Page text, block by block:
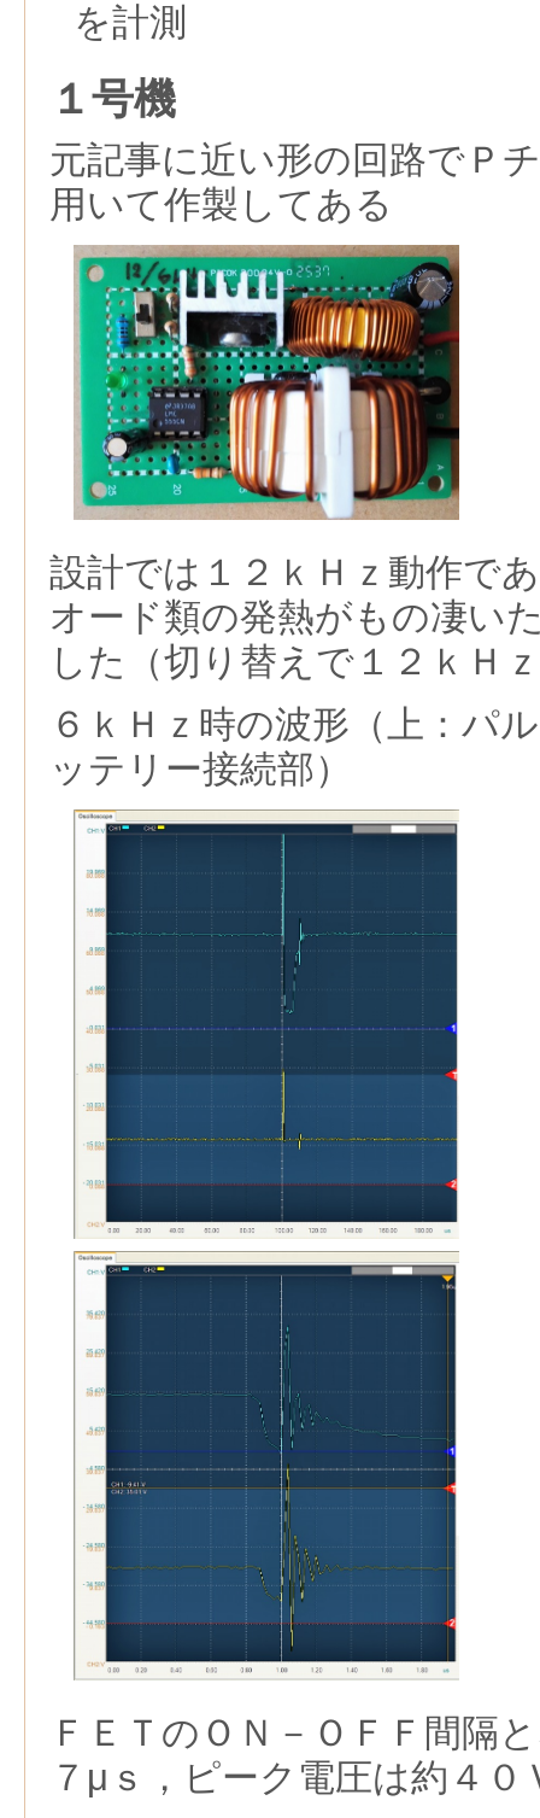
を計測
１号機
元記事に近い形の回路でＰ
用いて作製してある
設計では１２ｋＨｚ動作で
オード類の発熱がもの凄い
した（切り替えで１２ｋＨ
６ｋＨｚ時の波形（上：パ
ッテリー接続部）
ＦＥＴのＯＮ－ＯＦＦ間隔
７μｓ，ピーク電圧は約４０